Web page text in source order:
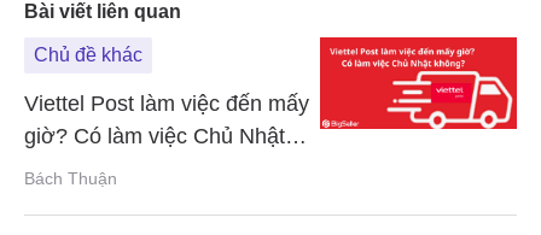
Bài viết liên quan
Chủ đề khác
Viettel Post làm việc đến mấy
giờ? Có làm việc Chủ Nhật
không?
Bách Thuận